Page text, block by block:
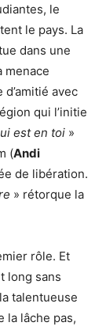
le
le pays. La
dans une
menace
avec
qui l’initie
est en toi »
(Andi
de libération.
» rétorque la
rôle. Et
long sans
talentueuse
la lâche pas,